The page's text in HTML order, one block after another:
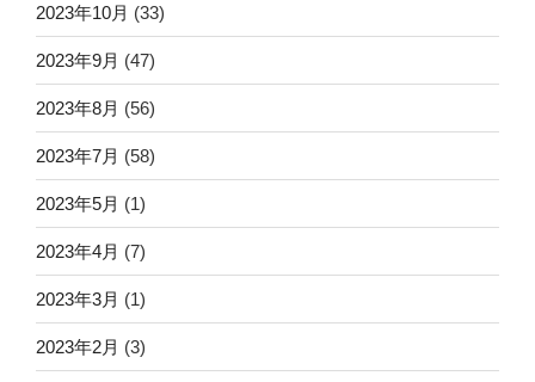
2023年10月 (33)
2023年9月 (47)
2023年8月 (56)
2023年7月 (58)
2023年5月 (1)
2023年4月 (7)
2023年3月 (1)
2023年2月 (3)